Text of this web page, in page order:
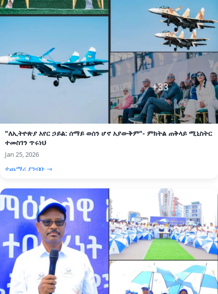
"ለኢትዮጵያ አየር ኃይል: ሰማይ ወሰን ሆኖ አያውቅም"- ምክትል ጠቅላይ ሚኒስትር
ተመስገን ጥሩነህ
Jan 25, 2026
ተጨማሪ ያንብቡ →